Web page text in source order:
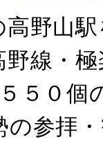
野山
線・
５０個
の参拝